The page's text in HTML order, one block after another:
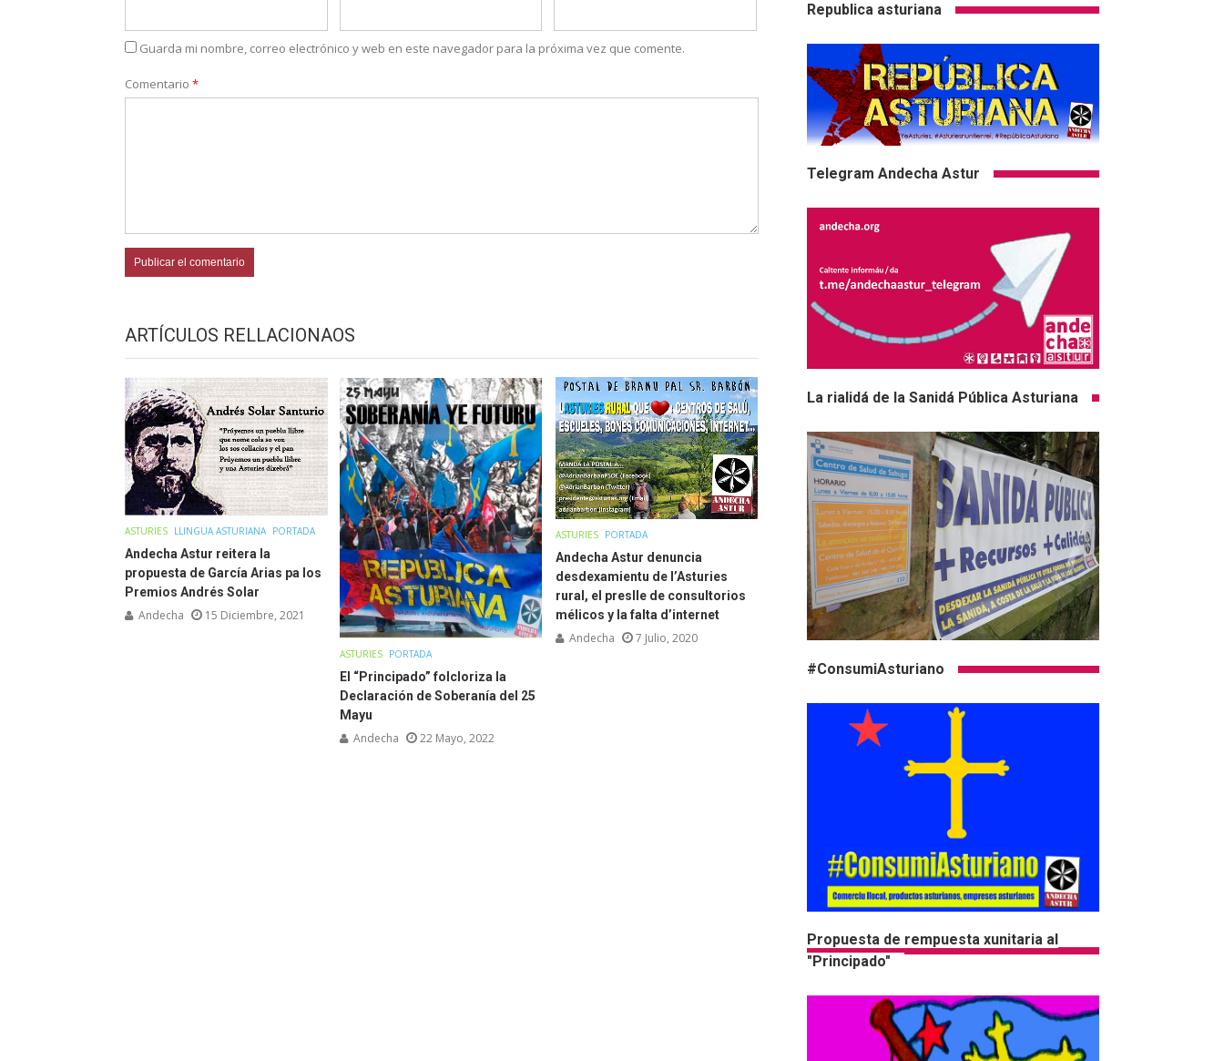
Guarda mi nombre, correo electrónico y web en este navegador para la próxima vez que comente.
Comentario *
ARTÍCULOS RELLACIONAOS
ASTURIES LLINGUA ASTURIANA PORTADA
Andecha Astur reitera la
propuesta de García Arias pa los
Premios Andrés Solar
Andecha 15 Diciembre, 2021
ASTURIES PORTADA
El “Principado” folcloriza la
Declaración de Soberanía del 25
Mayu
Andecha 22 Mayo, 2022
ASTURIES PORTADA
Andecha Astur denuncia
desdexamientu de l’Asturies
rural, el preslle de consultorios
mélicos y la falta d’internet
Andecha 7 Julio, 2020
Republica asturiana
Telegram Andecha Astur
La rialidá de la Sanidá Pública Asturiana
#ConsumiAsturiano
Propuesta de rempuesta xunitaria al
"Principado"